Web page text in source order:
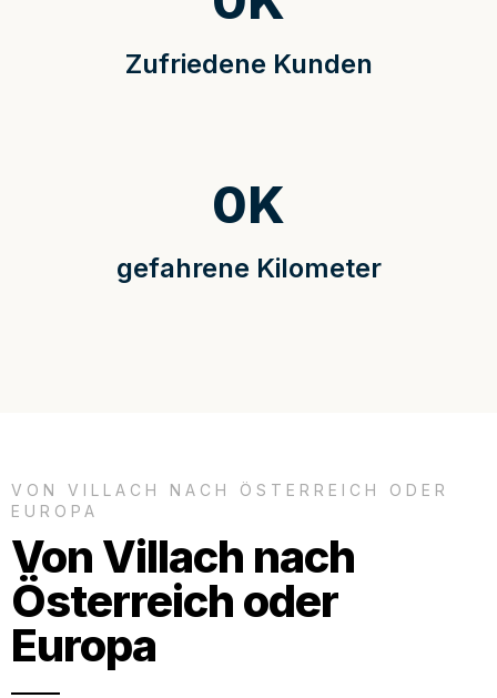
Zufriedene Kunden
gefahrene Kilometer
0K
VON VILLACH NACH ÖSTERREICH ODER
EUROPA
Von Villach nach
Österreich oder
Europa